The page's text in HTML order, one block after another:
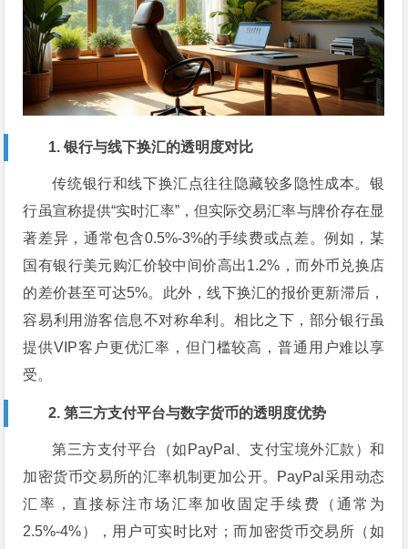
1. 银行与线下换汇的透明度对比
传统银行和线下换汇点往往隐藏较多隐性成本。银
行虽宣称提供“实时汇率”，但实际交易汇率与牌价存在显
著差异，通常包含0.5%-3%的手续费或点差。例如，某
国有银行美元购汇价较中间价高出1.2%，而外币兑换店
的差价甚至可达5%。此外，线下换汇的报价更新滞后，
容易利用游客信息不对称牟利。相比之下，部分银行虽
提供VIP客户更优汇率，但门槛较高，普通用户难以享
受。
2. 第三方支付平台与数字货币的透明度优势
第三方支付平台（如PayPal、支付宝境外汇款）和
加密货币交易所的汇率机制更加公开。PayPal采用动态
汇率，直接标注市场汇率加收固定手续费（通常为
2.5%-4%），用户可实时比对；而加密货币交易所（如